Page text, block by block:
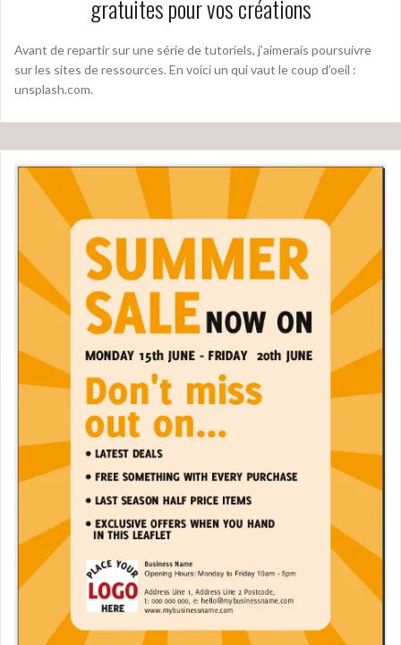
gratuites pour vos créations
Avant de repartir sur une série de tutoriels, j’aimerais poursuivre
sur les sites de ressources. En voici un qui vaut le coup d’oeil :
unsplash.com.